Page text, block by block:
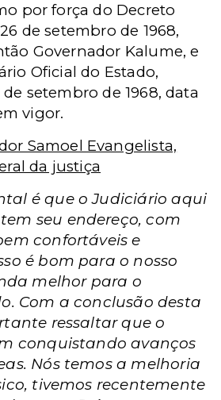
por força do Decreto
de setembro de 1968,
Governador Kalume, e
Oficial do Estado,
setembro de 1968, data
vigor.
Samoel Evangelista,
da justiça
é que o Judiciário aqui
seu endereço, com
confortáveis e
é bom para o nosso
melhor para o
Com a conclusão desta
ressaltar que o
conquistando avanços
Nós temos a melhoria
tivemos recentemente